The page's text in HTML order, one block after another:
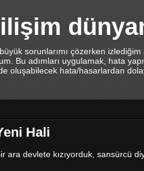
sorunlarımı çözerken
Bu adımları uygulamak, hata
oluşabilecek hata/hasarlardan
Hali
ara devlete kızıyorduk, sansürcü